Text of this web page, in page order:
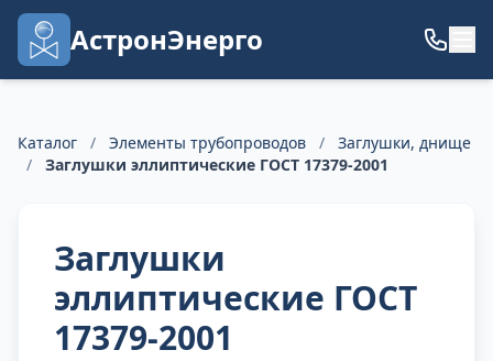
АстронЭнерго
Каталог / Элементы трубопроводов /
Заглушки, днище
/
Заглушки эллиптические ГОСТ 17379-2001
Заглушки
эллиптические ГОСТ
17379-2001